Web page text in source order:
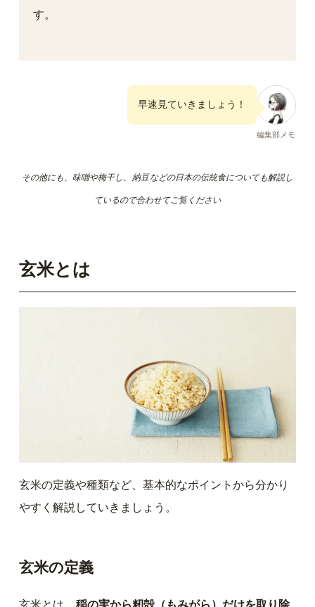
す。
編集部メモ
早速見ていきましょう！
その他にも、味噌や梅干し、 納豆などの日本の伝統食についても解説し
ているので合わせてご覧ください
玄米とは
玄米の定義や種類など、基本的なポイントから分かり
やすく解説していきましょう。
玄米の定義
玄米とは、 稲の実から籾殻（もみがら）だけを取り除